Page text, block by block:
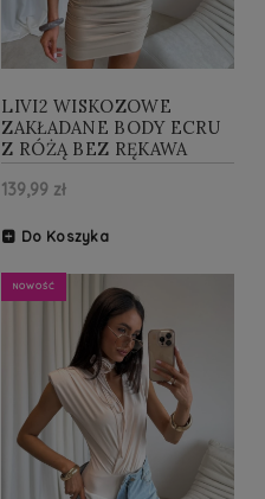
LIVI2 WISKOZOWE
ZAKŁADANE BODY ECRU
Z RÓŻĄ BEZ RĘKAWA
139,99 zł
Do Koszyka
NOWOŚĆ